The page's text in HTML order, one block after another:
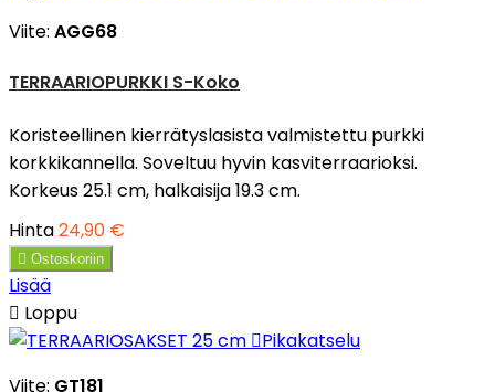
Viite: AGG68
TERRAARIOPURKKI S-Koko
Koristeellinen kierrätyslasista valmistettu purkki
korkkikannella. Soveltuu hyvin kasviterraarioksi.
Korkeus 25.1 cm, halkaisija 19.3 cm.
Hinta24,90 €
 Ostoskoriin
Lisää
 Loppu
Pikakatselu
Viite: GT181